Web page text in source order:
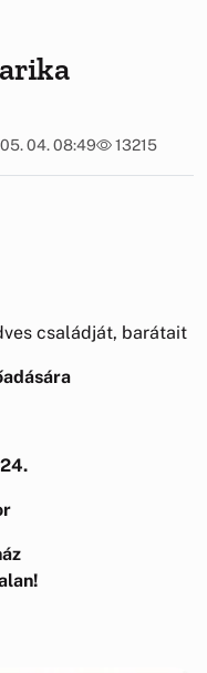
04. 08:49 13215
családját, barátait